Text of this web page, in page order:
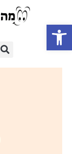
פתח סרגל נגישות